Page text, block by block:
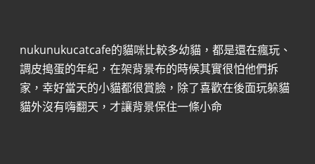
nukunukucatcafe的貓咪比較多幼貓，都是還在瘋玩、
調皮搗蛋的年紀，在架背景布的時候其實很怕他們拆
家，幸好當天的小貓都很賞臉，除了喜歡在後面玩躲貓
貓外沒有嗨翻天，才讓背景保住一條小命